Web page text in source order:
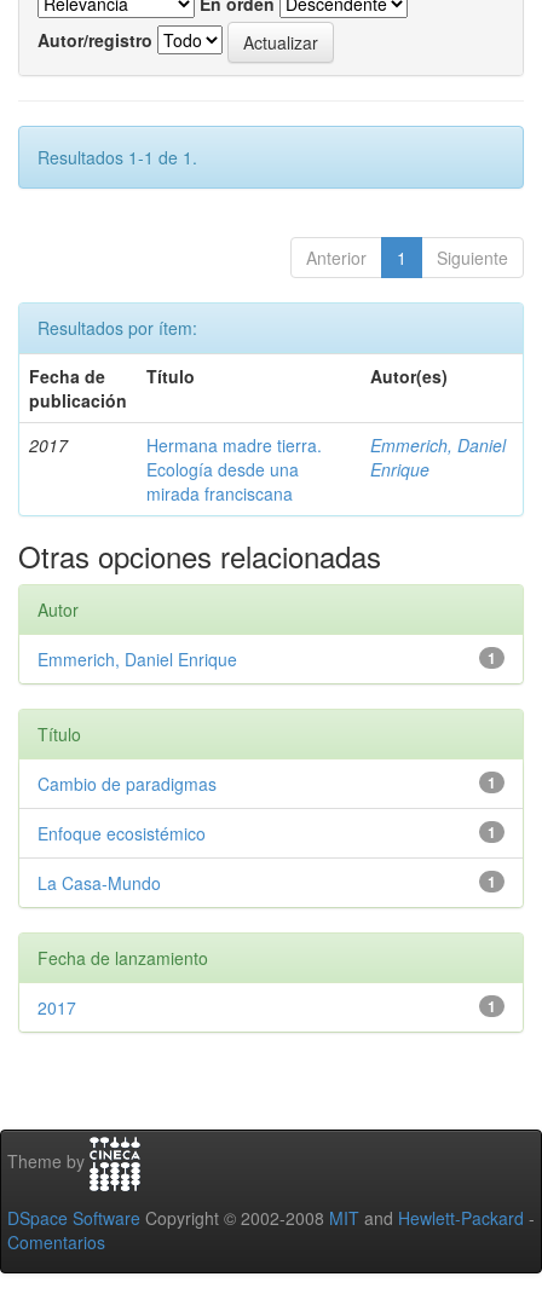
Autor/registro
Resultados 1-1 de 1.
Anterior 1 Siguiente
Resultados por ítem:
Fecha de
publicación
Título Autor(es)
2017
Hermana madre tierra.
Ecología desde una
mirada franciscana
Emmerich, Daniel
Enrique
Otras opciones relacionadas
Autor
1
Emmerich, Daniel Enrique
Título
1
Cambio de paradigmas
1
Enfoque ecosistémico
1
La Casa-Mundo
Fecha de lanzamiento
1
2017
Theme by
DSpace Software Copyright © 2002-2008 MIT and Hewlett-Packard -
Comentarios